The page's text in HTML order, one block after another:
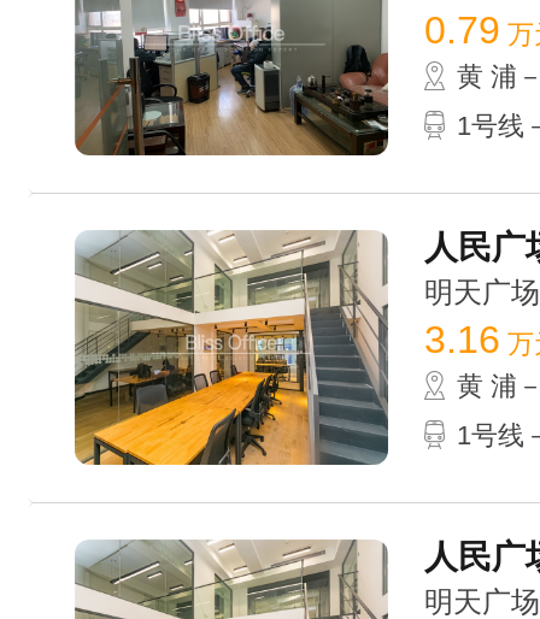
0.79 万
黄 浦
1号线
人民广
明天广
3.16 万
黄 浦
1号线
人民广
明天广